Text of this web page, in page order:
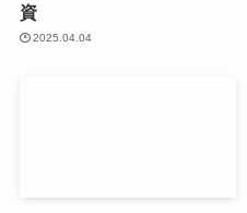
資
2025.04.04